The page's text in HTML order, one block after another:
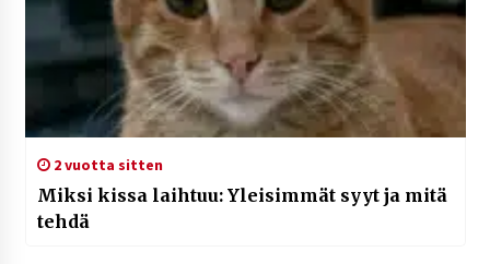
2 vuotta sitten
Miksi kissa laihtuu: Yleisimmät syyt ja mitä
tehdä